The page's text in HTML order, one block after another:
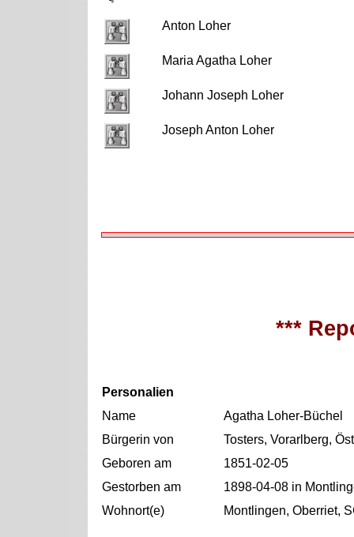
Anton Loher
Maria Agatha Loher
Johann Joseph Loher
Joseph Anton Loher
***
Personalien
Name
Agatha Loher-Büchel
Bürgerin von
Tosters, Vorarlberg,
Geboren am
1851-02-05
Gestorben am
1898-04-08 in
Wohnort(e)
Montlingen, Oberriet,